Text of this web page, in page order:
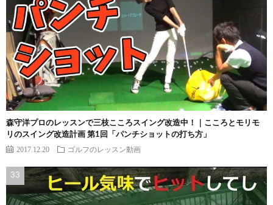
森守洋プロのレッスンで三枝こころスイング改造中！｜こころとモリモ
リのスイング改造計画 第1回「パンチショットの打ち方」
2017.12.20 ゴルフのレッスン動画